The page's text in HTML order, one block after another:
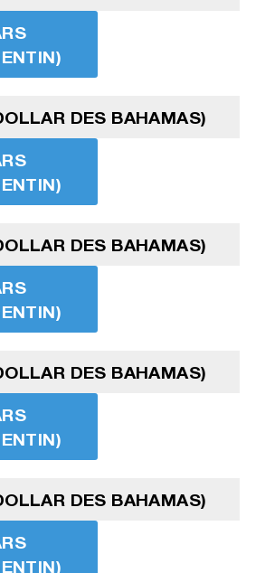
DES BAHAMAS)
DES BAHAMAS)
DES BAHAMAS)
DES BAHAMAS)